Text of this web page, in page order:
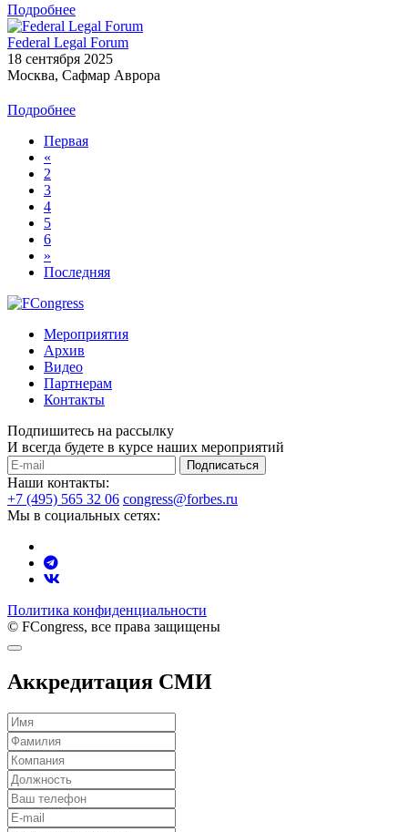
Подробнее
Federal Legal Forum
18 сентября 2025
Москва, Сафмар Аврора
Подробнее
Первая
«
2
3
4
5
6
»
Последняя
Мероприятия
Архив
Видео
Партнерам
Контакты
Подпишитесь на рассылку
И всегда будете в курсе наших мероприятий
Подписаться
Наши контакты:
+7 (495) 565 32 06 congress@forbes.ru
Мы в социальных сетях:
Политика конфиденциальности
© FCongress, все права защищены
Аккредитация СМИ